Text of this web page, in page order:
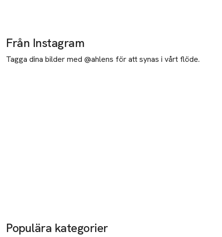
Från Instagram
Tagga dina bilder med @ahlens för att synas i vårt flöde.
Populära kategorier